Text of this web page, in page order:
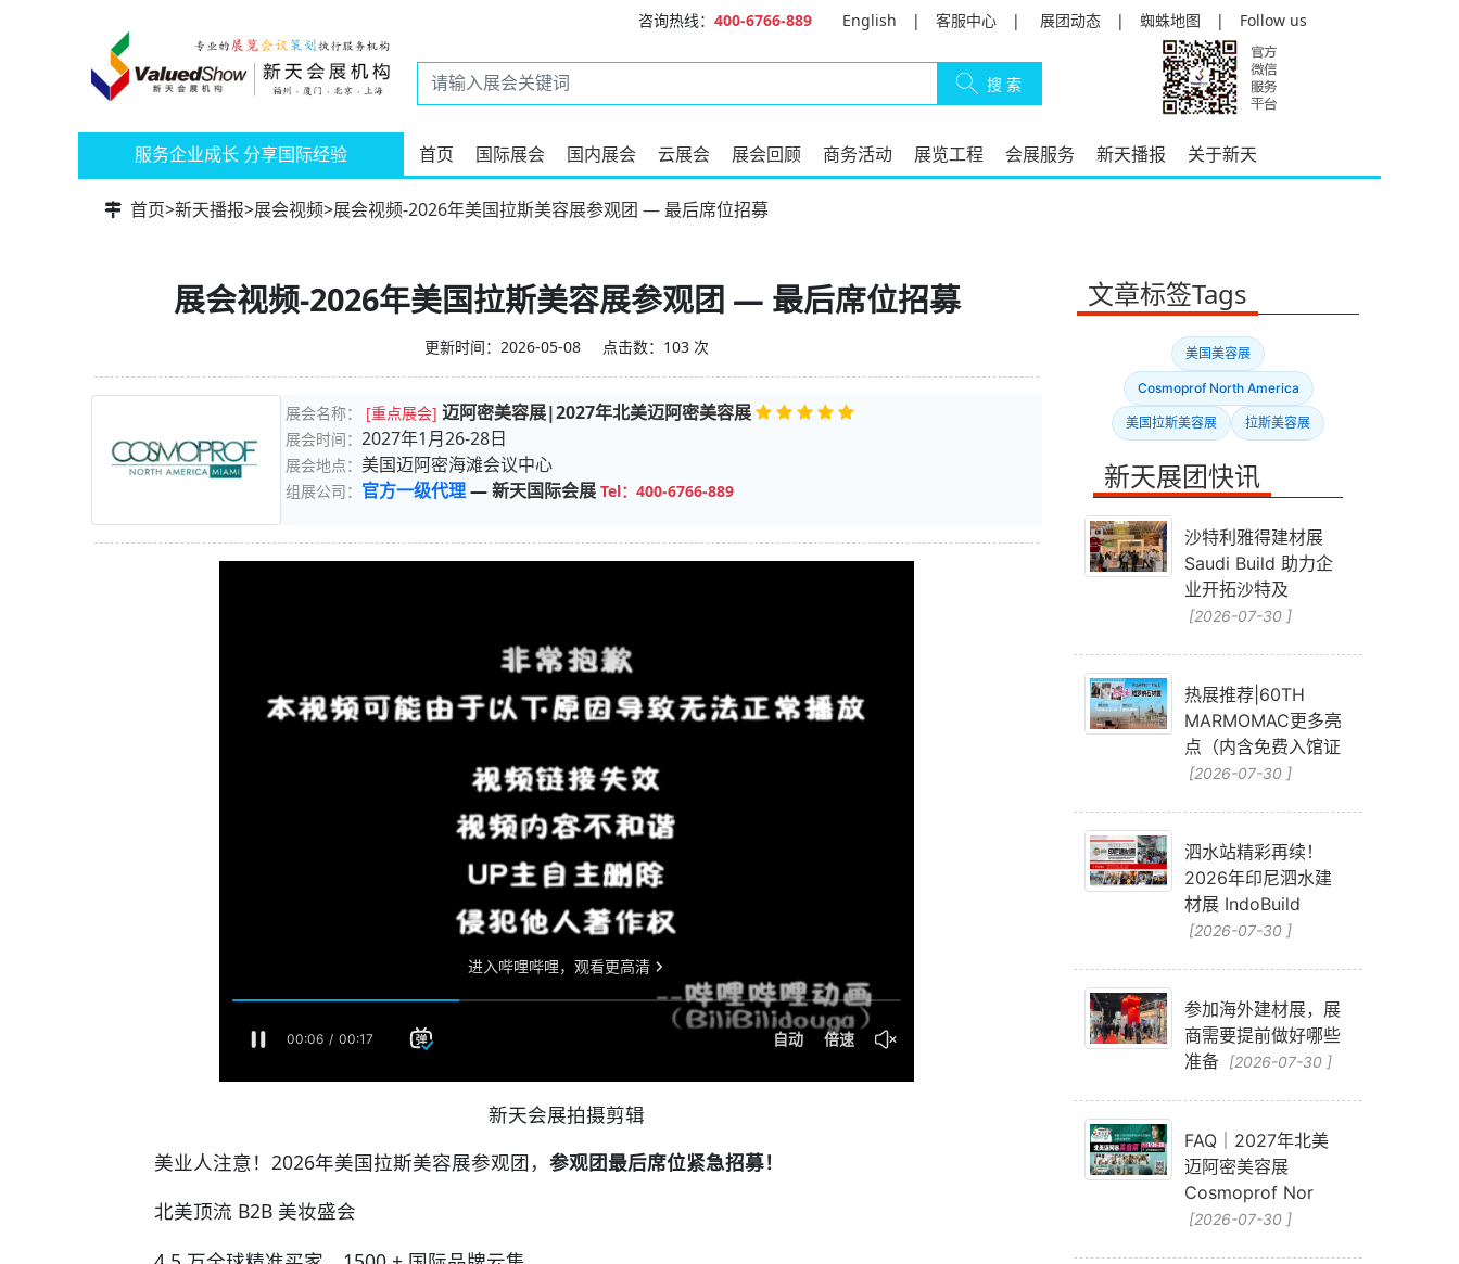
咨询热线： 400-6766-889 English | 客服中心 | 展团动态 | 蜘蛛地图 | Follow us
服务企业成长 分享国际经验 首页 国际展会 国内展会 云展会 展会回顾 商务活动 展览工程 会展服务 新天播报 关于新天
首页>新天播报>展会视频>展会视频-2026年美国拉斯美容展参观团 — 最后席位招募
展会视频-2026年美国拉斯美容展参观团 — 最后席位招募
更新时间：2026-05-08 点击数：103 次
展会名称： [重点展会] 迈阿密美容展|2027年北美迈阿密美容展
展会时间：2027年1月26-28日
展会地点： 美国迈阿密海滩会议中心
组展公司： 官方一级代理—新天国际会展 Tel：400-6766-889
新天会展拍摄剪辑
美业人注意！2026年美国拉斯美容展参观团， 参观团最后席位紧急招募！
北美顶流 B2B 美妆盛会
文章标签Tags
美国美容展
Cosmoprof North America
美国拉斯美容展 拉斯美容展
新天展团快讯
沙特利雅得建材展
Saudi Build 助力企
业开拓沙特及
[2026-07-30 ]
热展推荐|60TH
MARMOMAC更多亮
点（内含免费入馆证
[2026-07-30 ]
泗水站精彩再续！
2026年印尼泗水建
材展 IndoBuild
[2026-07-30 ]
参加海外建材展，展
商需要提前做好哪些
准备 [2026-07-30 ]
FAQ｜2027年北美
迈阿密美容展
Cosmoprof Nor
[2026-07-30 ]